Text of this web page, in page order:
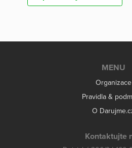
MENU
Organizace
Pravidla &
O
Kontaktujte